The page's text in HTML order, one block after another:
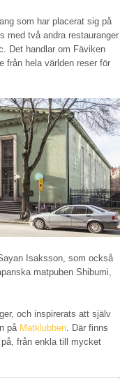
som har placerat sig på
med två andra restauranger
Det handlar om Fäviken
från hela världen reser för
Isaksson, som också
matpuben Shibumi,
och inspirerats att själv
på Matklubben. Där finns
från enkla till mycket